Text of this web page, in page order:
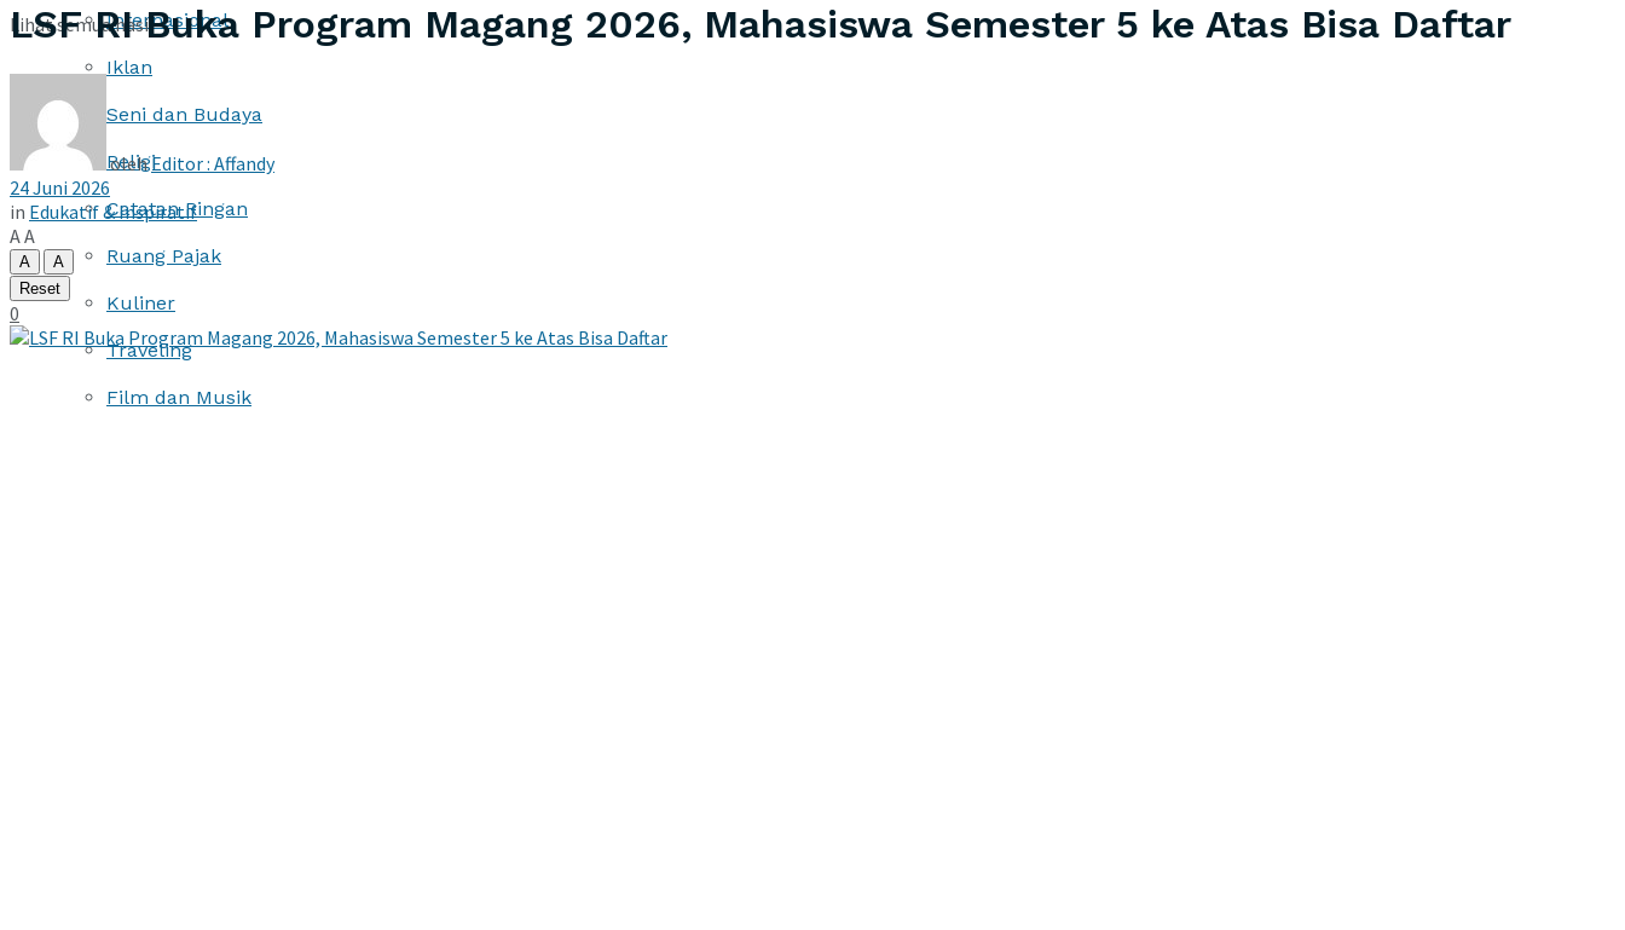
Internasional
Iklan
Seni dan Budaya
Religi
Catatan Ringan
Ruang Pajak
Kuliner
Traveling
Film dan Musik
Lihat semua hasil
LSF RI Buka Program Magang 2026, Mahasiswa Semester 5 ke Atas Bisa Daftar
oleh Editor : Affandy
24 Juni 2026
in Edukatif & Inspiratif
AA
A
A
Reset
0